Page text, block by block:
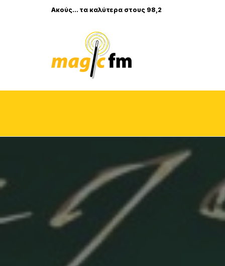
Ακούς... τα καλύτερα στους 98,2